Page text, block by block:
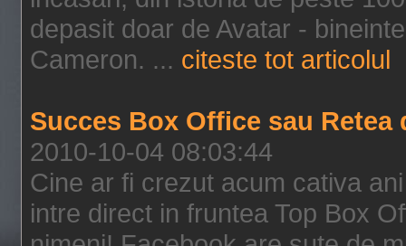
depasit doar de Avatar -
Cameron. ... citeste tot articolul
Succes Box Office sau Retea
2010-10-04 08:03:44
Cine ar fi crezut acum cativa
intre direct in fruntea Top Box